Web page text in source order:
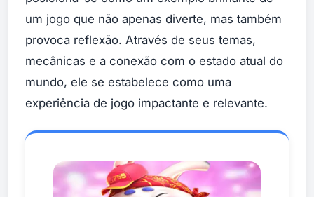
um jogo que não apenas diverte, mas também
provoca reflexão. Através de seus temas,
mecânicas e a conexão com o estado atual do
mundo, ele se estabelece como uma
experiência de jogo impactante e relevante.